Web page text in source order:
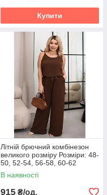
Купити
Літній брючний комбінезон
великого розміру Розміри: 48-
50, 52-54, 56-58, 60-62
В наявності
915 ₴/од.